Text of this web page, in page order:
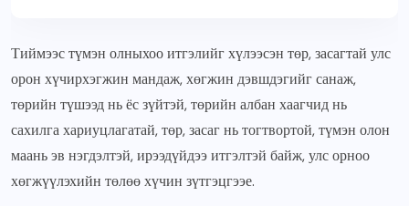
Тиймээс түмэн олныхоо итгэлийг хүлээсэн төр, засагтай улс
орон хүчирхэгжин мандаж, хөгжин дэвшдэгийг санаж,
төрийн түшээд нь ёс зүйтэй, төрийн албан хаагчид нь
сахилга хариуцлагатай, төр, засаг нь тогтвортой, түмэн олон
маань эв нэгдэлтэй, ирээдүйдээ итгэлтэй байж, улс орноо
хөгжүүлэхийн төлөө хүчин зүтгэцгээе.